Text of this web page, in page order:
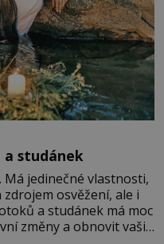
a studánek
Má jedinečné vlastnosti,
osvěžení, ale i
a studánek má moc
změny a obnovit vaši